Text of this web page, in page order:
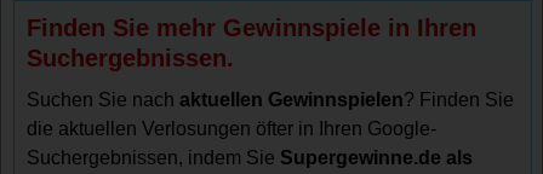
Finden Sie mehr Gewinnspiele in Ihren
Suchergebnissen.
Suchen Sie nachaktuellen Gewinnspielen? Finden Sie
die aktuellen Verlosungen öfter in Ihren Google-
Suchergebnissen, indem Sie Supergewinne.de als